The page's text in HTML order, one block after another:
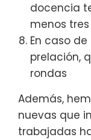
docencia
menos
En caso
prelación,
rondas
Además,
nuevas que
trabajadas